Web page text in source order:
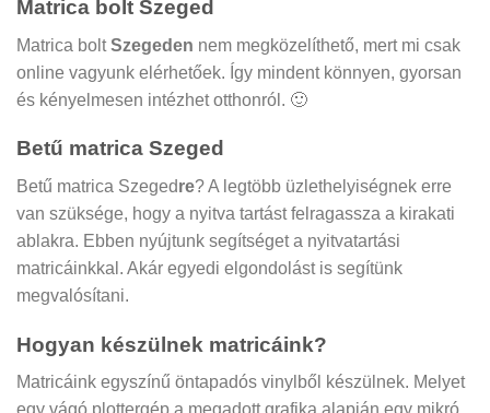
Matrica bolt Szeged
Matrica boltSzegeden nem megközelíthető, mert mi csak
online vagyunk elérhetőek. Így mindent könnyen, gyorsan
és kényelmesen intézhet otthonról. 🙂
Betű matrica Szeged
Betű matrica Szegedre? A legtöbb üzlethelyiségnek erre
van szüksége, hogy a nyitva tartást felragassza a kirakati
ablakra. Ebben nyújtunk segítséget a nyitvatartási
matricáinkkal. Akár egyedi elgondolást is segítünk
megvalósítani.
Hogyan készülnek matricáink?
Matricáink egyszínű öntapadós vinylből készülnek. Melyet